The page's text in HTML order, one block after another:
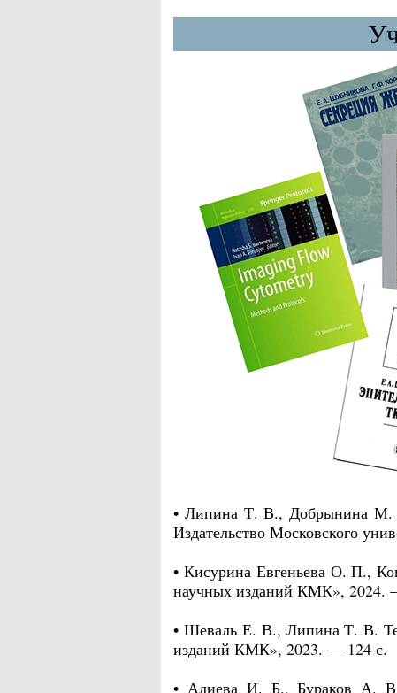
• Липина Т. В., Добрынина М.
Издательство Московского
• Кисурина Евгеньева О. П.,
научных изданий КМК», 2024.
• Шеваль Е. В., Липина Т. В.
изданий КМК», 2023. — 124 с.
• Алиева И. Б., Бураков А.